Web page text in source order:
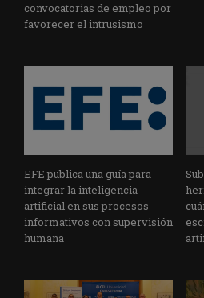
convocatorias de empleo por
favorecer el intrusismo
EFE publica una guía para
integrar la inteligencia
artificial en sus procesos
informativos con supervisión
humana